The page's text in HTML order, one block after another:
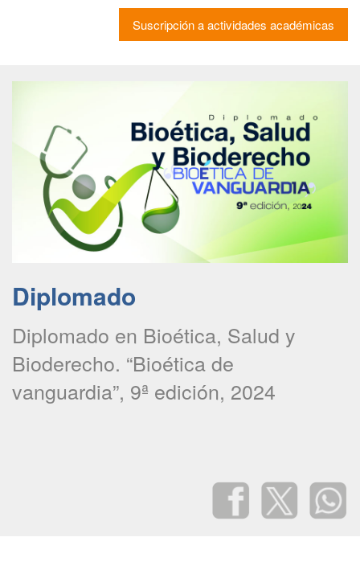
Suscripción a actividades académicas
Diplomado
Diplomado en Bioética, Salud y
Bioderecho. “Bioética de
vanguardia”, 9ª edición, 2024